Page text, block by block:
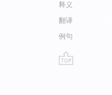
释义
翻译
例句